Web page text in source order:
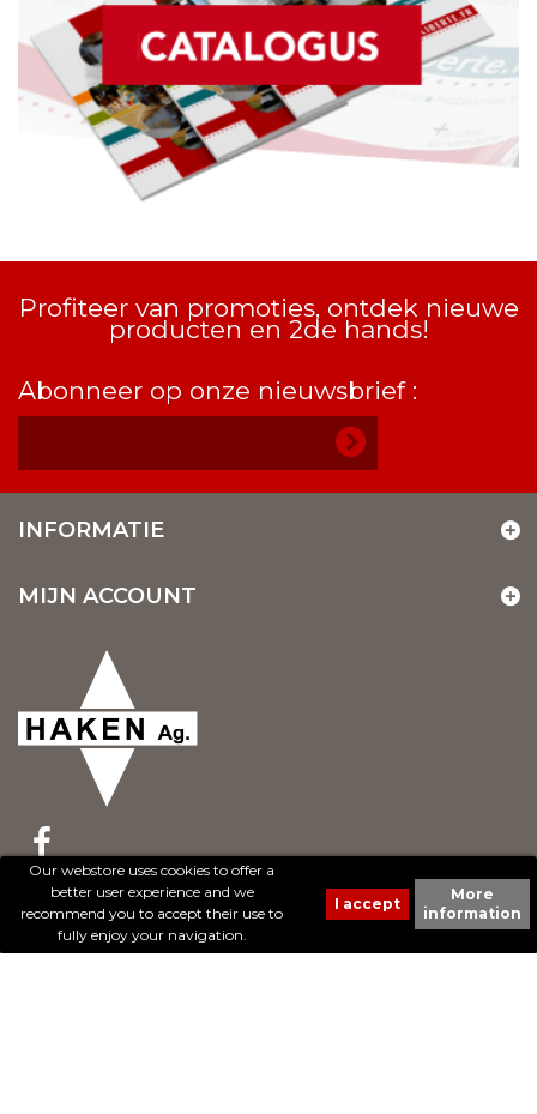
Our webstore uses cookies to offer a
better user experience and we
recommend you to accept their use to
fully enjoy your navigation.
More
information
Profiteer van promoties, ontdek nieuwe
producten en 2de hands!
Abonneer op onze nieuwsbrief :
INFORMATIE
MIJN ACCOUNT
© 2017 - Cheval Liberté. Tous droits réservés.
Création de sites Internet | ProduWeb